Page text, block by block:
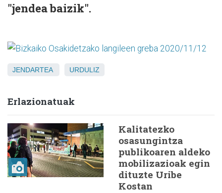
"jendea baizik".
JENDARTEA URDULIZ
Erlazionatuak
Kalitatezko
osasungintza
publikoaren aldeko
mobilizazioak egin
dituzte Uribe
Kostan